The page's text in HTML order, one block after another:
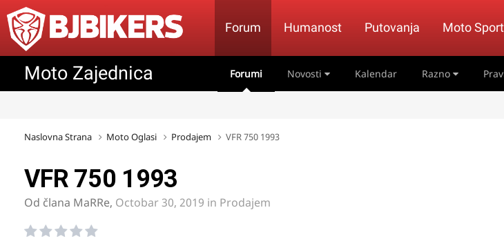
Forum Humanost Putovanja Moto Sport
Moto Zajednica Forumi Novosti Kalendar Razno
Naslovna Strana Moto Oglasi Prodajem VFR 750 1993
VFR 750 1993
Od člana MaRRe, Octobar 30, 2019 in Prodajem